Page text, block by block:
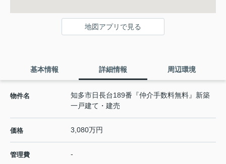
地図アプリで見る
基本情報 詳細情報 周辺環境
物件名
知多市日長台189番『仲介手数料無料』新築
一戸建て・建売
価格 3,080万円
管理費 -